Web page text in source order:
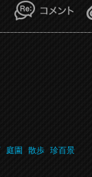
庭園 散歩 珍百景